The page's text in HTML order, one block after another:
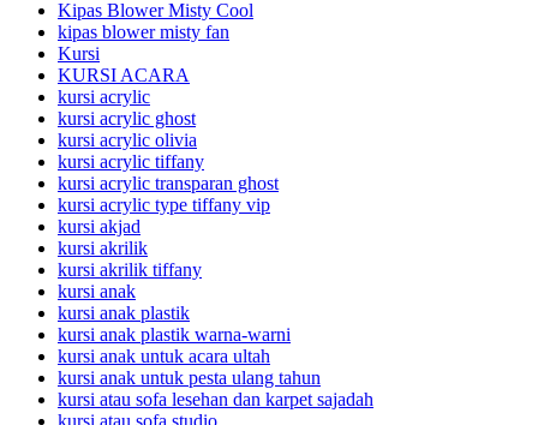
Kipas Blower Misty Cool
kipas blower misty fan
Kursi
KURSI ACARA
kursi acrylic
kursi acrylic ghost
kursi acrylic olivia
kursi acrylic tiffany
kursi acrylic transparan ghost
kursi acrylic type tiffany vip
kursi akjad
kursi akrilik
kursi akrilik tiffany
kursi anak
kursi anak plastik
kursi anak plastik warna-warni
kursi anak untuk acara ultah
kursi anak untuk pesta ulang tahun
kursi atau sofa lesehan dan karpet sajadah
kursi atau sofa studio